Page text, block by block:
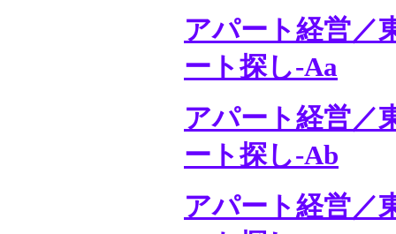
アパート経営／
ート探し-Aa
アパート経営／
ート探し-Ab
アパート経営／